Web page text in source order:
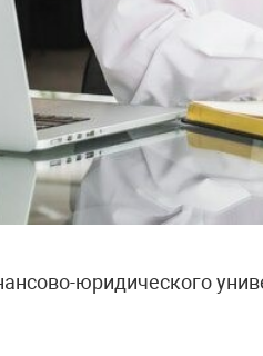
юридического